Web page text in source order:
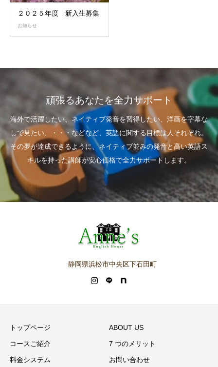
２０２５年度 新入生募集
お知らせ
頑張るあなたを全力サポート
海外で活躍したい、ネイティブ発音を習得したい、洋画を字幕な
しで見たい、・・・などなど、英語に関する目標は人それぞれ。
その夢が達成できるように、ネイティブ並みの発音と高い英語ス
キルを持った講師が安心価格で全力サポートします。
静岡県浜松市中央区下石田町
トップページ ABOUT US
コースご紹介 7 つのメリット
料金システム お問い合わせ